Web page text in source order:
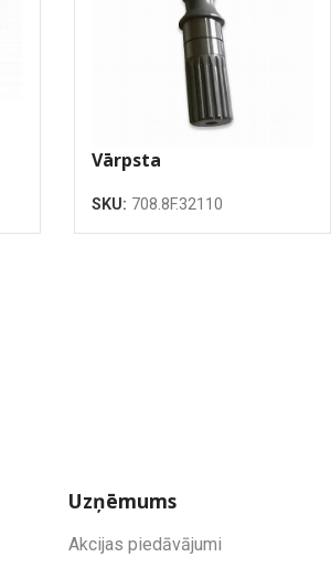
Vārpsta
SKU: 708.8F.32110
Uzņēmums
Akcijas piedāvājumi